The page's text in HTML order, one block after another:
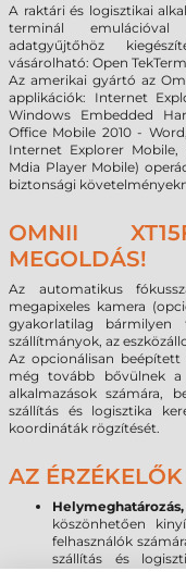
A raktári és logisztikai
terminál
adatgyűjtőhöz
vásárolható: Open
Az amerikai gyártó az
applikációk: Internet
Windows Embedded
Office Mobile 2010 -
Internet Explorer
Mdia Player Mobile)
biztonsági
OMNII
MEGOLDÁS!
Az automatikus
megapixeles kamera
gyakorlatilag bármilyen
szállítmányok, az
Az opcionálisan beépített
még tovább bővülnek a
alkalmazások számára,
szállítás és logisztika
koordináták rögzítését.
AZ
köszönhetően
felhasználók
szállítás és